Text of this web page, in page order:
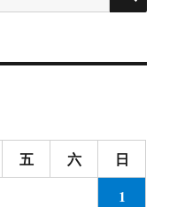
五 六
日
1